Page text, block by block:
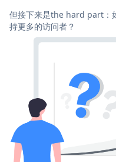
但接下来是the hard part：
持更多的访问者？